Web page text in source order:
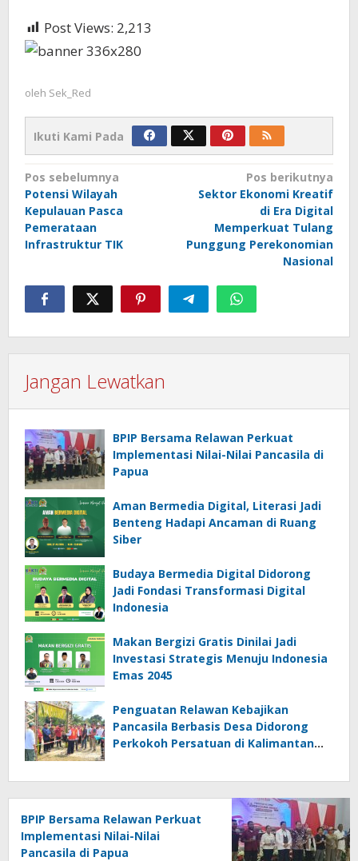
Post Views: 2,213
oleh Sek_Red
Ikuti Kami Pada
Navigasi
pos
Pos sebelumnya
Potensi Wilayah
Kepulauan Pasca
Pemerataan
Infrastruktur TIK
Pos berikutnya
Sektor Ekonomi Kreatif
di Era Digital
Memperkuat Tulang
Punggung Perekonomian
Nasional
Jangan Lewatkan
BPIP Bersama Relawan Perkuat
Implementasi Nilai-Nilai Pancasila di
Papua
Aman Bermedia Digital, Literasi Jadi
Benteng Hadapi Ancaman di Ruang
Siber
Budaya Bermedia Digital Didorong
Jadi Fondasi Transformasi Digital
Indonesia
Makan Bergizi Gratis Dinilai Jadi
Investasi Strategis Menuju Indonesia
Emas 2045
Penguatan Relawan Kebajikan
Pancasila Berbasis Desa Didorong
Perkokoh Persatuan di Kalimantan
BPIP Bersama Relawan Perkuat
Implementasi Nilai-Nilai
Pancasila di Papua